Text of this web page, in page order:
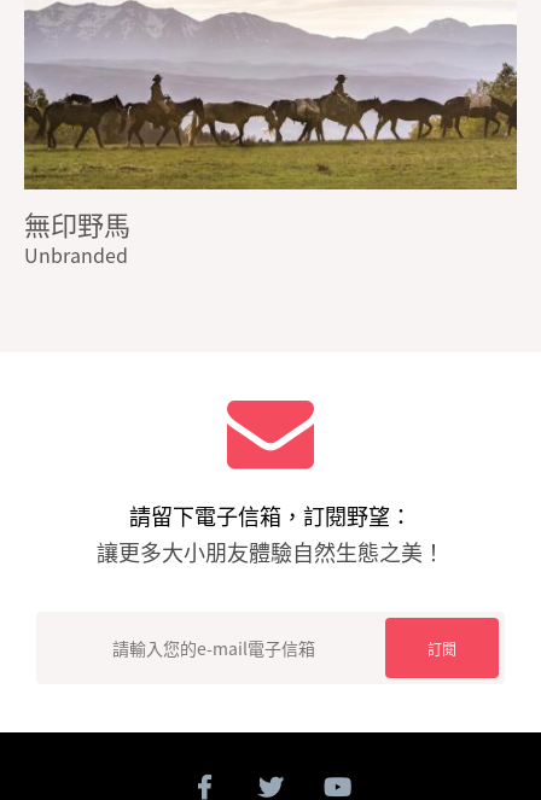
無印野馬
Unbranded
請留下電子信箱，訂閱野望：
讓更多大小朋友體驗自然生態之美！